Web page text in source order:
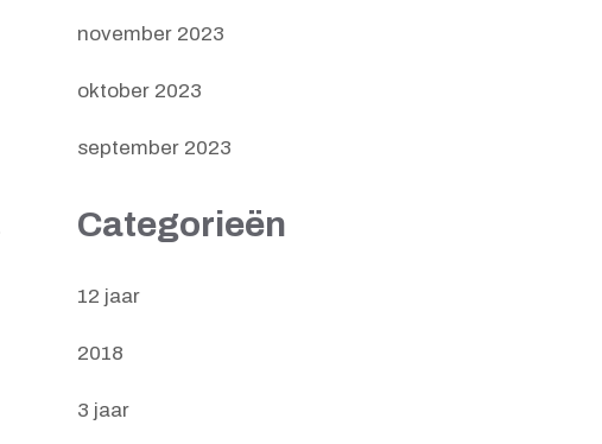
november 2023
oktober 2023
september 2023
Categorieën
12 jaar
2018
3 jaar